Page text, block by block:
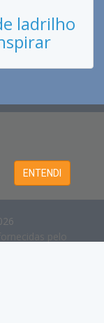
ladrilho
ENTENDI